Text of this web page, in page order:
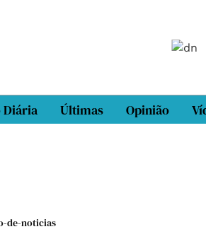
Diária Últimas Opinião
de-noticias